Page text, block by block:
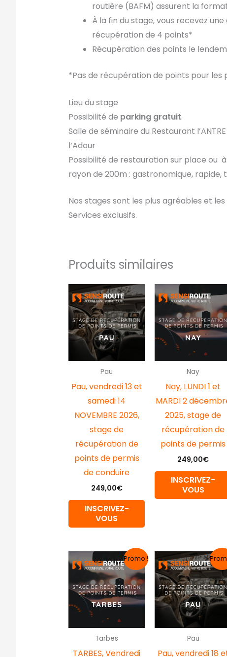
routière (BAFM) assurent la
À la fin du stage, vous recevez
récupération de 4 points*
Récupération des points le
*Pas de récupération de points pour les
Lieu du stage
Possibilité de parking gratuit.
Salle de séminaire du Restaurant
l’Adour
Possibilité de restauration sur place ou
rayon de 200m : gastronomique, rapide,
Nos stages sont les plus agréables et
Services exclusifs.
Produits similaires
Pau
Pau, vendredi 13 et
samedi 14
NOVEMBRE 2026,
stage de
récupération de
points de permis
de conduire
249,00€
INSCRIVEZ-
VOUS
Nay
Nay, LUNDI 1 et
MARDI 2
2025, stage de
récupération de
points de permis
249,00€
INSCRIVEZ-
VOUS
Promo !
Tarbes
TARBES, Vendredi
prix
initial
était :
249,00€.
Le
prix
actuel
est :
219,00€.
Pau
Pau, vendredi 18
Le
prix
initial
était :
229,00€.